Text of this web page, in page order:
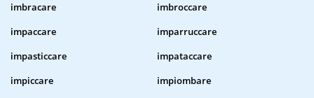
imbracare
imbroccare
impaccare
imparruccare
impasticcare
impataccare
impiccare
impiombare